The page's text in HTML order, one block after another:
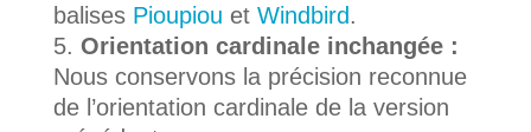
balises Pioupiou et Windbird.
Orientation cardinale inchangée :
Nous conservons la précision reconnue
de l’orientation cardinale de la version